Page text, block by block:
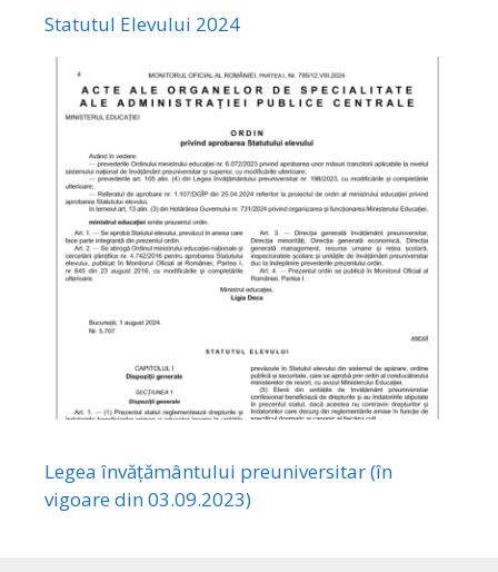
Statutul Elevului 2024
Legea învățământului preuniversitar (în
vigoare din 03.09.2023)